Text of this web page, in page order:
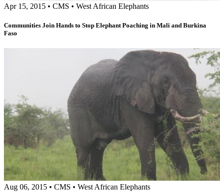
Apr 15, 2015 • CMS • West African Elephants
Communities Join Hands to Stop Elephant Poaching in Mali and Burkina
Faso
Aug 06, 2015 • CMS • West African Elephants